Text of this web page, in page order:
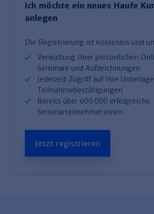
Ich möchte ein neues Haufe
anlegen
Die Registrierung ist kostenlos und
Verwaltung Ihrer persönlichen
Seminare und Aufzeichnungen
Jederzeit Zugriff auf Ihre
Teilnahmebestätigungen
Bereits über 600.000 erfolgreiche
Seminarteilnehmer:innen
Jetzt registrieren